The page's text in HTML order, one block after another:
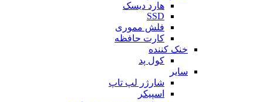
هارد دیسک
SSD
فلش مموری
کارت حافظه
خنک کننده
کول پد
سایر
شارژر لپ تاپ
اسپیکر